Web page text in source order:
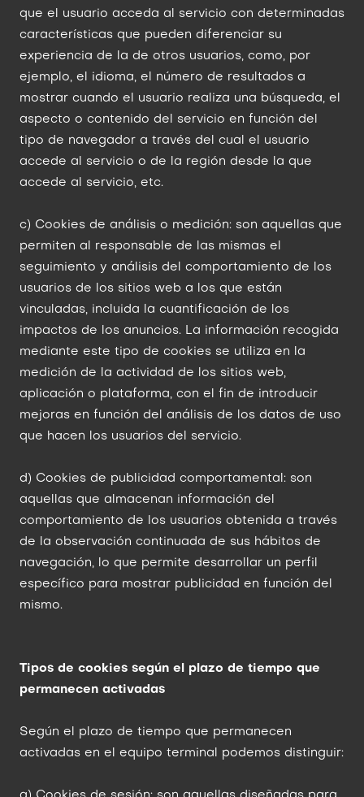
que el usuario acceda al servicio con determinadas
características que pueden diferenciar su
experiencia de la de otros usuarios, como, por
ejemplo, el idioma, el número de resultados a
mostrar cuando el usuario realiza una búsqueda, el
aspecto o contenido del servicio en función del
tipo de navegador a través del cual el usuario
accede al servicio o de la región desde la que
accede al servicio, etc.
c) Cookies de análisis o medición: son aquellas que
permiten al responsable de las mismas el
seguimiento y análisis del comportamiento de los
usuarios de los sitios web a los que están
vinculadas, incluida la cuantificación de los
impactos de los anuncios. La información recogida
mediante este tipo de cookies se utiliza en la
medición de la actividad de los sitios web,
aplicación o plataforma, con el fin de introducir
mejoras en función del análisis de los datos de uso
que hacen los usuarios del servicio.
d) Cookies de publicidad comportamental: son
aquellas que almacenan información del
comportamiento de los usuarios obtenida a través
de la observación continuada de sus hábitos de
navegación, lo que permite desarrollar un perfil
específico para mostrar publicidad en función del
mismo.
Tipos de cookies según el plazo de tiempo que
permanecen activadas
Según el plazo de tiempo que permanecen
activadas en el equipo terminal podemos distinguir: